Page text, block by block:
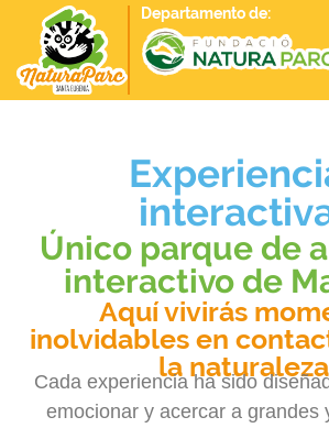
Departamento de:
Único parque de
interactivo de
Aquí vivirás
inolvidables en
la
Cada experiencia ha sido
emocionar y acercar a grandes